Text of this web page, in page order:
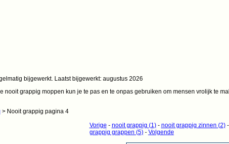
bijgewerkt. Laatst bijgewerkt: augustus 2026
nooit grappig moppen kun je te pas en te onpas gebruiken om mensen vrolijk te
> Nooit grappig pagina 4
Vorige - nooit grappig (1)- nooit grappig zinnen (2)-
grappig grappen (5)- Volgende